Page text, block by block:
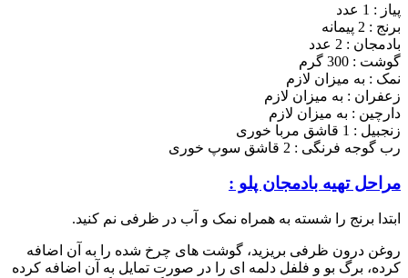
پیاز : 1 عدد
برنج : 2 پیمانه
بادمجان : 2 عدد
گوشت : 300 گرم
نمک : به میزان لازم
زعفران : به میزان لازم
دارچین : به میزان لازم
زنجبیل : 1 قاشق مربا خوری
رب گوجه فرنگی : 2 قاشق سوپ خوری
مراحل تهیه بادمجان پلو :
ابتدا برنج را شسته به همراه نمک و آب در ظرفی نم کنید.
روغن درون ظرفی بریزید، گوشت های چرخ شده را به آن اضافه
کرده، برگ بو و فلفل دلمه ای را در صورت تمایل به آن اضافه کرده